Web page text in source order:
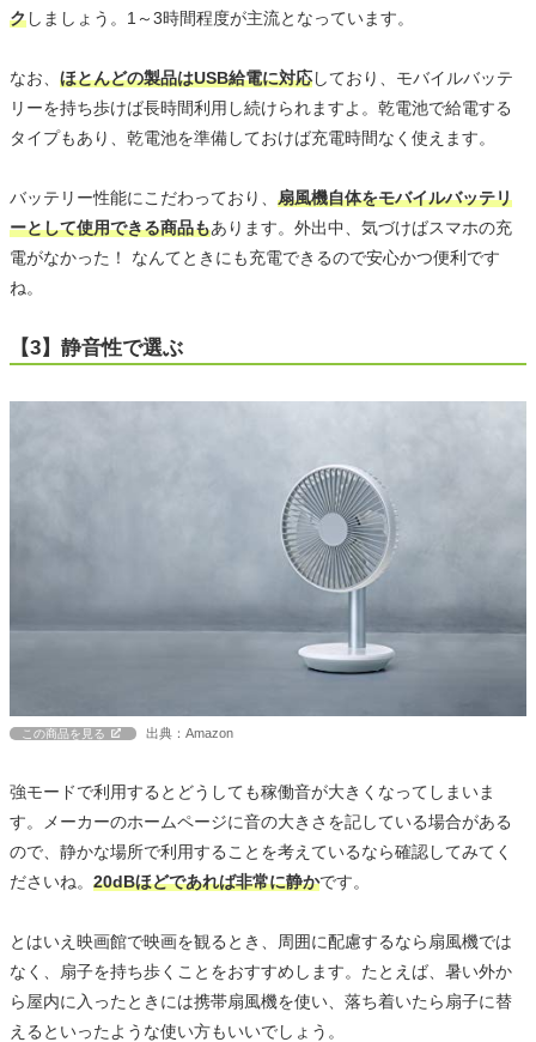
クしましょう。1～3時間程度が主流となっています。
なお、 ほとんどの製品はUSB給電に対応しており、モバイルバッテ
リーを持ち歩けば長時間利用し続けられますよ。乾電池で給電する
タイプもあり、乾電池を準備しておけば充電時間なく使えます。
バッテリー性能にこだわっており、 扇風機自体をモバイルバッテリ
ーとして使用できる商品もあります。外出中、気づけばスマホの充
電がなかった！ なんてときにも充電できるので安心かつ便利です
ね。
【3】静音性で選ぶ
この商品を見る 出典：Amazon
強モードで利用するとどうしても稼働音が大きくなってしまいま
す。メーカーのホームページに音の大きさを記している場合がある
ので、静かな場所で利用することを考えているなら確認してみてく
ださいね。 20dBほどであれば非常に静かです。
とはいえ映画館で映画を観るとき、周囲に配慮するなら扇風機では
なく、扇子を持ち歩くことをおすすめします。たとえば、暑い外か
ら屋内に入ったときには携帯扇風機を使い、落ち着いたら扇子に替
えるといったような使い方もいいでしょう。